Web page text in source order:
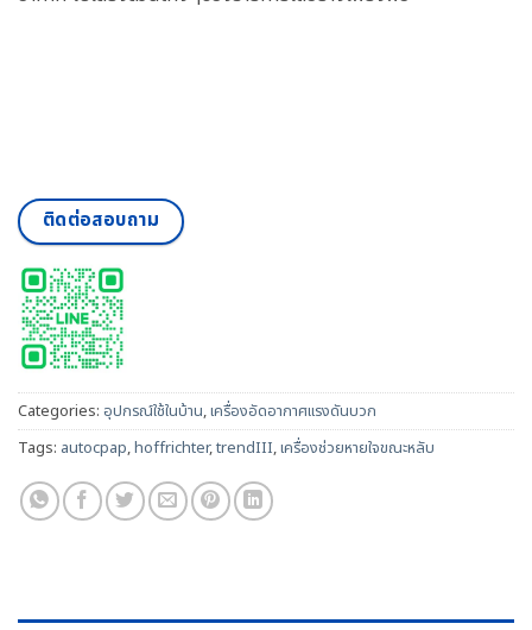
ติดต่อสอบถาม
Categories: อุปกรณ์ใช้ในบ้าน,เครื่องอัดอากาศแรงดันบวก
Tags: autocpap,hoffrichter,trendIII,เครื่องช่วยหายใจขณะหลับ